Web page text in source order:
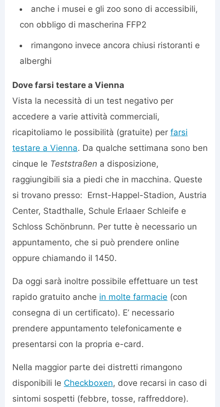
anche i musei e gli zoo sono di accessibili,
con obbligo di mascherina FFP2
rimangono invece ancora chiusi ristoranti e
alberghi
Dove farsi testare a Vienna
Vista la necessità di un test negativo per
accedere a varie attività commerciali,
ricapitoliamo le possibilità (gratuite) per farsi
testare a Vienna. Da qualche settimana sono ben
cinque le Teststraßen a disposizione,
raggiungibili sia a piedi che in macchina. Queste
si trovano presso: Ernst-Happel-Stadion, Austria
Center, Stadthalle, Schule Erlaaer Schleife e
Schloss Schönbrunn. Per tutte è necessario un
appuntamento, che si può prendere online
oppure chiamando il 1450.
Da oggi sarà inoltre possibile effettuare un test
rapido gratuito anche in molte farmacie (con
consegna di un certificato). E’ necessario
prendere appuntamento telefonicamente e
presentarsi con la propria e-card.
Nella maggior parte dei distretti rimangono
disponibili le Checkboxen, dove recarsi in caso di
sintomi sospetti (febbre, tosse, raffreddore).